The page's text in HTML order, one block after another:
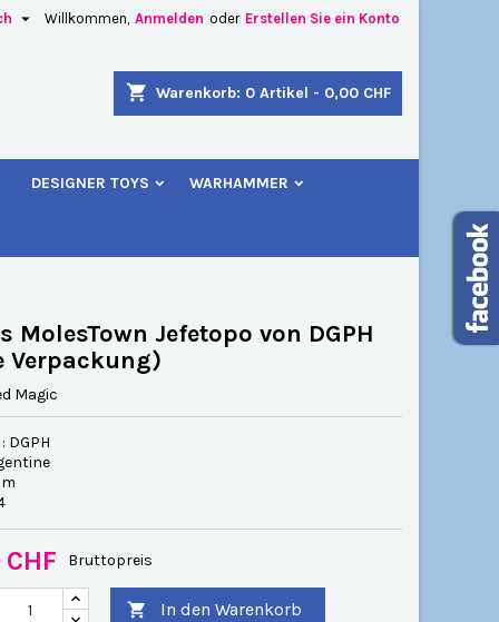
Willkommen, Anmelden oder Erstellen Sie ein Konto

shopping_cart Warenkorb: 0 Artikel - 0,00 CHF
DESIGNER TOYS WARHAMMER
MolesTown Jefetopo von DGPH
Verpackung)
Magic
DGPH
Bruttopreis
 In den Warenkorb